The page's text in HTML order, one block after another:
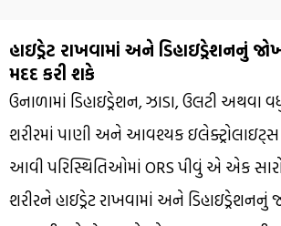
હાઇડ્રેટ રાખવામાં અને ડિહાઇડ્રેશનનું
મદદ કરી શકે
ઉનાળામાં ડિહાઇડ્રેશન, ઝાડા, ઉલટી અથવા
શરીરમાં પાણી અને આવશ્યક
આવી પરિસ્થિતિઓમાં ORS પીવું એ એક
શરીરને હાઇડ્રેટ રાખવામાં અને ડિહાઇડ્રેશનનું